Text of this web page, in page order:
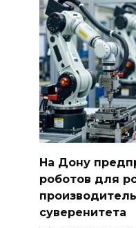
На Дону
роботов для
суверенитета